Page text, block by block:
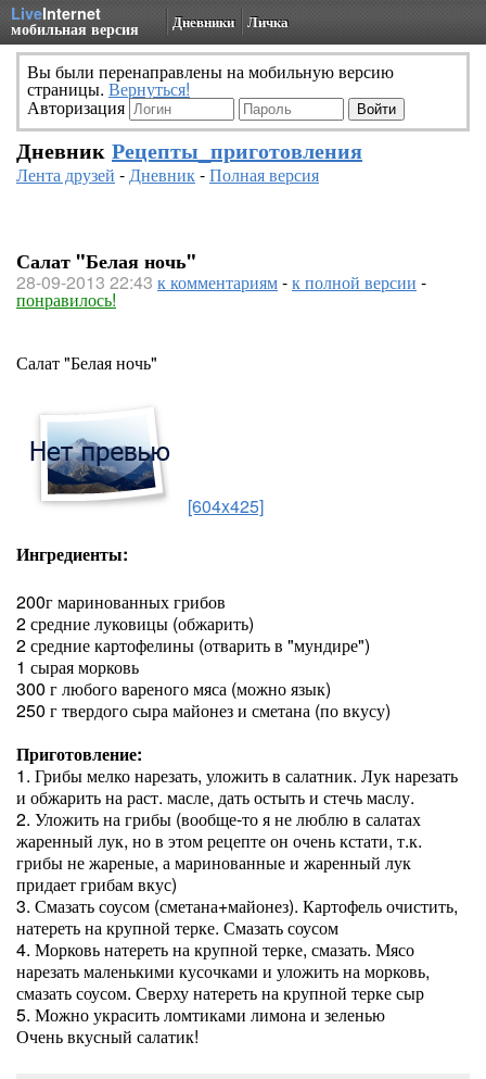
LiveInternet
мобильная версия Дневники Личка
Вы были перенаправлены на мобильную версию
страницы. Вернуться!
Авторизация
Дневник Рецепты_приготовления
Лента друзей -Дневник-Полная версия
Салат "Белая ночь"
28-09-2013 22:43 к комментариям-к полной версии -
понравилось!
Салат "Белая ночь"
[604x425]
Ингредиенты:
200г маринованных грибов
2 средние луковицы (обжарить)
2 средние картофелины (отварить в "мундире")
1 сырая морковь
300 г любого вареного мяса (можно язык)
250 г твердого сыра майонез и сметана (по вкусу)
Приготовление:
1. Грибы мелко нарезать, уложить в салатник. Лук нарезать
и обжарить на раст. масле, дать остыть и стечь маслу.
2. Уложить на грибы (вообще-то я не люблю в салатах
жаренный лук, но в этом рецепте он очень кстати, т.к.
грибы не жареные, а маринованные и жаренный лук
придает грибам вкус)
3. Смазать соусом (сметана+майонез). Картофель очистить,
натереть на крупной терке. Смазать соусом
4. Морковь натереть на крупной терке, смазать. Мясо
нарезать маленькими кусочками и уложить на морковь,
смазать соусом. Сверху натереть на крупной терке сыр
5. Можно украсить ломтиками лимона и зеленью
Очень вкусный салатик!